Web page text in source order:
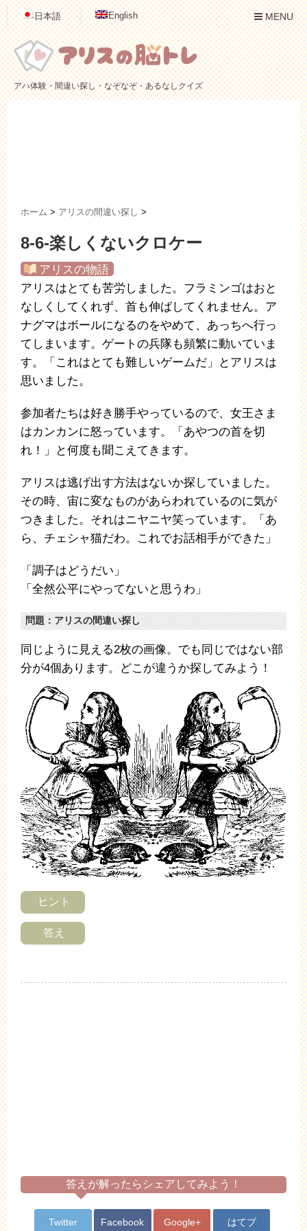
日本語 English MENU
アハ体験・間違い探し・なぞなぞ・あるなしクイズ
ホーム > アリスの間違い探し >
8-6-楽しくないクロケー
アリスの物語
アリスはとても苦労しました。フラミンゴはおと
なしくしてくれず、首も伸ばしてくれません。ア
ナグマはボールになるのをやめて、あっちへ行っ
てしまいます。ゲートの兵隊も頻繁に動いていま
す。「これはとても難しいゲームだ」とアリスは
思いました。
参加者たちは好き勝手やっているので、女王さま
はカンカンに怒っています。「あやつの首を切
れ！」と何度も聞こえてきます。
アリスは逃げ出す方法はないか探していました。
その時、宙に変なものがあらわれているのに気が
つきました。それはニヤニヤ笑っています。「あ
ら、チェシャ猫だわ。これでお話相手ができた」
「調子はどうだい」
「全然公平にやってないと思うわ」
問題：アリスの間違い探し
同じように見える2枚の画像。でも同じではない部
分が4個あります。どこが違うか探してみよう！
ヒント
答え
答えが解ったらシェアしてみよう！
Twitter Facebook Google+ はてブ